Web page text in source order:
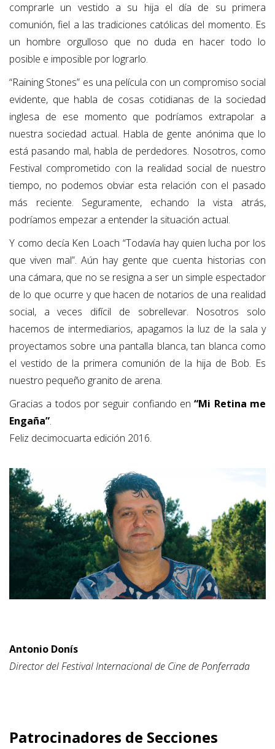
comprarle un vestido a su hija el día de su primera
comunión, fiel a las tradiciones católicas del momento. Es
un hombre orgulloso que no duda en hacer todo lo
posible e imposible por lograrlo.
“Raining Stones” es una película con un compromiso social
evidente, que habla de cosas cotidianas de la sociedad
inglesa de ese momento que podríamos extrapolar a
nuestra sociedad actual. Habla de gente anónima que lo
está pasando mal, habla de perdedores. Nosotros, como
Festival comprometido con la realidad social de nuestro
tiempo, no podemos obviar esta relación con el pasado
más reciente. Seguramente, echando la vista atrás,
podríamos empezar a entender la situación actual.
Y como decía Ken Loach “Todavía hay quien lucha por los
que viven mal”. Aún hay gente que cuenta historias con
una cámara, que no se resigna a ser un simple espectador
de lo que ocurre y que hacen de notarios de una realidad
social, a veces difícil de sobrellevar. Nosotros solo
hacemos de intermediarios, apagamos la luz de la sala y
proyectamos sobre una pantalla blanca, tan blanca como
el vestido de la primera comunión de la hija de Bob. Es
nuestro pequeño granito de arena.
Gracias a todos por seguir confiando en“Mi Retina me
Engaña”.
Feliz decimocuarta edición 2016.
Antonio Donís
Director del Festival Internacional de Cine de Ponferrada
Patrocinadores de Secciones